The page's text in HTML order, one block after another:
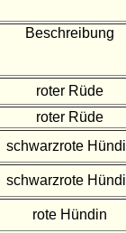
Beschreibung
roter Rüde
roter Rüde
schwarzrote
schwarzrote
rote Hündin